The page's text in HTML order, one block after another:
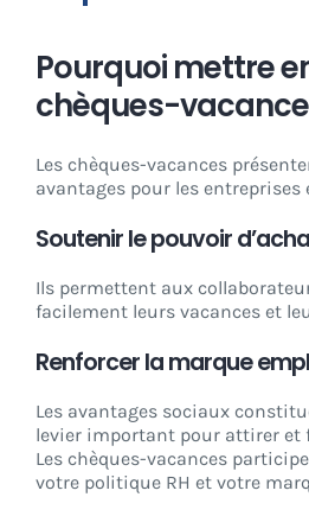
Pourquoi mettre
chèques-
Les chèques-vacances
avantages pour les entreprises
Soutenir le pouvoir
Ils permettent aux
facilement leurs vacances et
Renforcer la marque
Les avantages sociaux
levier important pour attirer et
Les chèques-vacances
votre politique RH et votre